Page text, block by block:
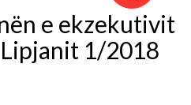
e ekzekutivit
1/2018